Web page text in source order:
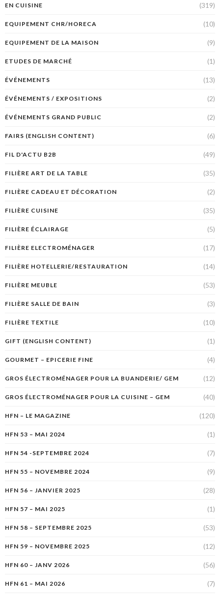
EN CUISINE (319)
EQUIPEMENT CHR/HORECA (10)
EQUIPEMENT DE LA MAISON (9)
ETUDES DE MARCHÉ (1)
ÉVÉNEMENTS (13)
ÉVÉNEMENTS / EXPOSITIONS (2)
ÉVÉNEMENTS GRAND PUBLIC (2)
FAIRS (ENGLISH CONTENT) (6)
FIL D'ACTU B2B (49)
FILIÈRE ART DE LA TABLE (35)
FILIÈRE CADEAU ET DÉCORATION (2)
FILIÈRE CUISINE (35)
FILIÈRE ÉCLAIRAGE (5)
FILIÈRE ELECTROMÉNAGER (17)
FILIÈRE HOTELLERIE/RESTAURATION (14)
FILIÈRE MEUBLE (53)
FILIÈRE SALLE DE BAIN (3)
FILIÈRE TEXTILE (10)
GIFT (ENGLISH CONTENT) (1)
GOURMET – EPICERIE FINE (4)
GROS ÉLECTROMÉNAGER POUR LA BUANDERIE/ GEM (12)
GROS ÉLECTROMÉNAGER POUR LA CUISINE – GEM (40)
HFN – LE MAGAZINE (120)
HFN 53 – MAI 2024 (1)
HFN 54 -SEPTEMBRE 2024 (7)
HFN 55 – NOVEMBRE 2024 (9)
HFN 56 – JANVIER 2025 (28)
HFN 57 – MAI 2025 (1)
HFN 58 – SEPTEMBRE 2025 (53)
HFN 59 – NOVEMBRE 2025 (12)
HFN 60 – JANV 2026 (56)
HFN 61 – MAI 2026 (7)